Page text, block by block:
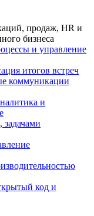
продаж, HR и
бизнеса
и управление
итогов встреч
коммуникации
и
задачами
код и